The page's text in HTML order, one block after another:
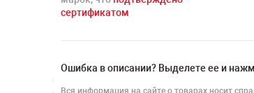
сертификатом
Ошибка в описании? Выделете ее и
Вся информация на сайте о товарах носит